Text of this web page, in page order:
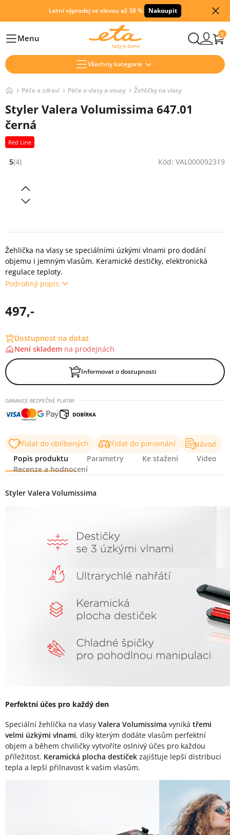
Letní výprodej se slevou až 38 % Nakoupit
HlavníMenu 0
Všechny kategorie
Péče a zdraví Péče o vlasy a vousy Žehličky na vlasy
Styler Valera Volumissima 647.01
černá
Red Line
Hodnocení: 5 z 5 (4 recenzí)
5(4) Kód: VAL000092319
Žehlička na vlasy se speciálními úzkými vlnami pro dodání
objemu i jemným vlasům. Keramické destičky, elektronická
regulace teploty.
Podrobný popis
497,-
Dostupnost na dotaz
Není skladem na prodejnách
Informovat o dostupnosti
GARANCE BEZPEČNÉ PLATBY
Přidat do oblíbených Přidat do porovnání
Návod
Popis produktu
Parametry Ke stažení
Video
Recenze a hodnocení
Popis produktu
Styler Valera Volumissima
Perfektní účes pro každý den
Speciální žehlička na vlasy Valera Volumissima vyniká třemi
velmi úzkými vlnami, díky kterým dodáte vlasům perfektní
objem a během chviličky vytvoříte oslnivý účes pro každou
příležitost. Keramická plocha destiček zajišťuje lepší distribuci
tepla a lepší přilnavost k vašim vlasům.